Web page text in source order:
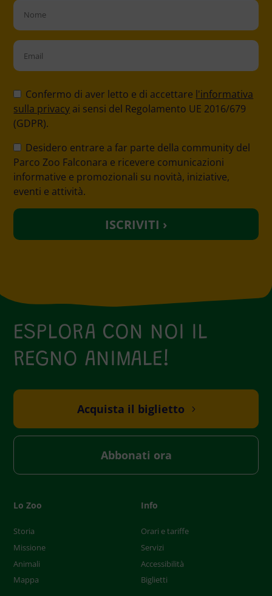
leave
this
field
Confermo di aver letto e di accettare l'informativa
sulla privacy ai sensi del Regolamento UE 2016/679
(GDPR).
Desidero entrare a far parte della community del
Parco Zoo Falconara e ricevere comunicazioni
informative e promozionali su novità, iniziative,
eventi e attività.
Lo Zoo
Storia
Missione
Animali
Mappa
Info
Orari e tariffe
Servizi
Accessibilità
Biglietti
ESPLORA CON NOI IL
REGNO ANIMALE!
Acquista il biglietto
Abbonati ora